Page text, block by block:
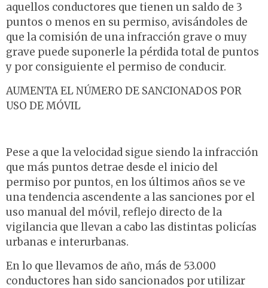
aquellos conductores que tienen un saldo de 3
puntos o menos en su permiso, avisándoles de
que la comisión de una infracción grave o muy
grave puede suponerle la pérdida total de puntos
y por consiguiente el permiso de conducir.
AUMENTA EL NÚMERO DE SANCIONADOS POR
USO DE MÓVIL
Pese a que la velocidad sigue siendo la infracción
que más puntos detrae desde el inicio del
permiso por puntos, en los últimos años se ve
una tendencia ascendente a las sanciones por el
uso manual del móvil, reflejo directo de la
vigilancia que llevan a cabo las distintas policías
urbanas e interurbanas.
En lo que llevamos de año, más de 53.000
conductores han sido sancionados por utilizar